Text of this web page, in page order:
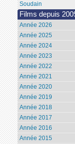
Soudain
Films depuis
Année 2026
Année 2025
Année 2024
Année 2023
Année 2022
Année 2021
Année 2020
Année 2019
Année 2018
Année 2017
Année 2016
Année 2015